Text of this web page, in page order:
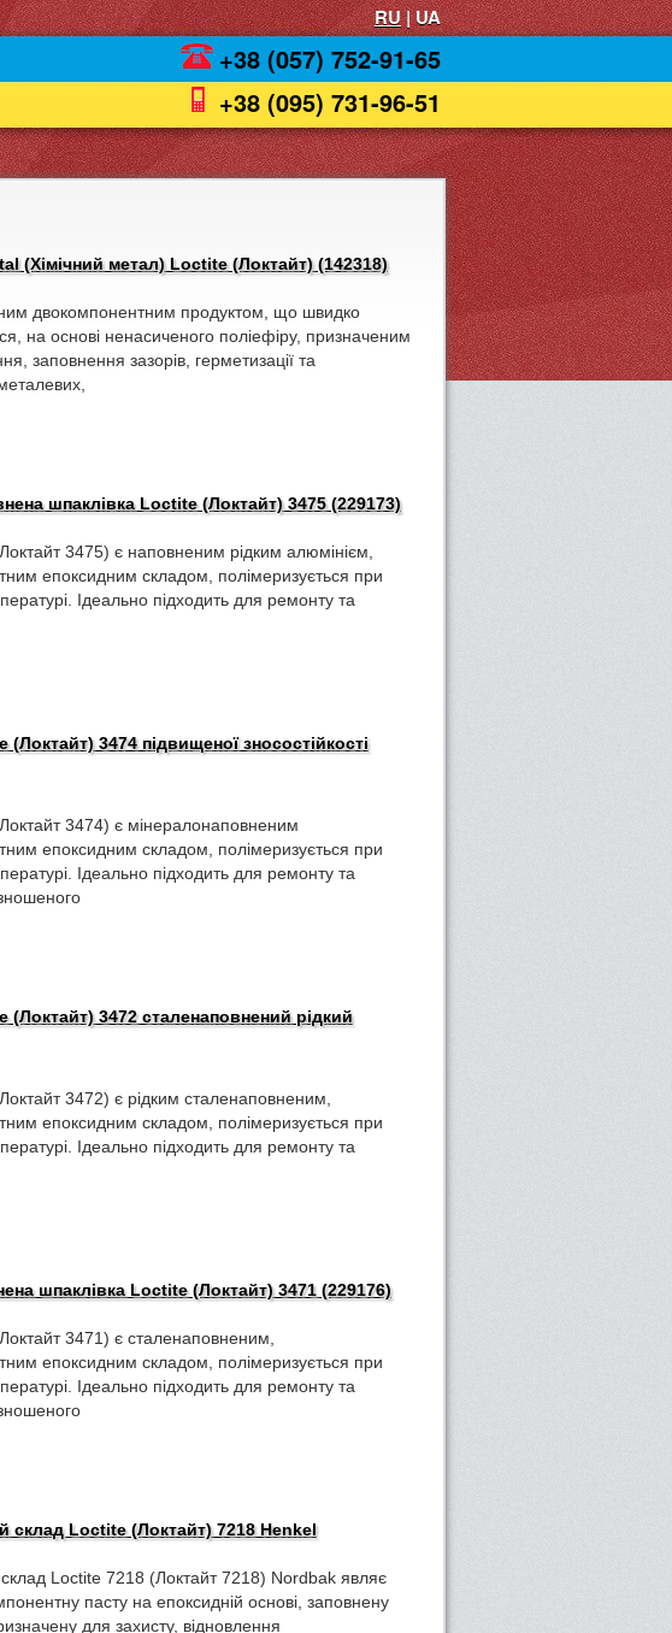
RU| UA
+38 (057) 752-91-65
+38 (095) 731-96-51
(Хімічний метал) Loctite (Локтайт) (142318)
двокомпонентним продуктом, що швидко
на основі ненасиченого поліефіру, призначеним
заповнення зазорів, герметизації та
шпаклівка Loctite (Локтайт) 3475 (229173)
3475) є наповненим рідким алюмінієм,
епоксидним складом, полімеризується при
Ідеально підходить для ремонту та
3474 підвищеної зносостійкості
3474) є мінералонаповненим
епоксидним складом, полімеризується при
Ідеально підходить для ремонту та
(Локтайт) 3472 сталенаповнений рідкий
3472) є рідким сталенаповненим,
епоксидним складом, полімеризується при
Ідеально підходить для ремонту та
шпаклівка Loctite (Локтайт) 3471 (229176)
3471) є сталенаповненим,
епоксидним складом, полімеризується при
Ідеально підходить для ремонту та
склад Loctite (Локтайт) 7218 Henkel
склад Loctite 7218 (Локтайт 7218) Nordbak являє
пасту на епоксидній основі, заповнену
для захисту, відновлення